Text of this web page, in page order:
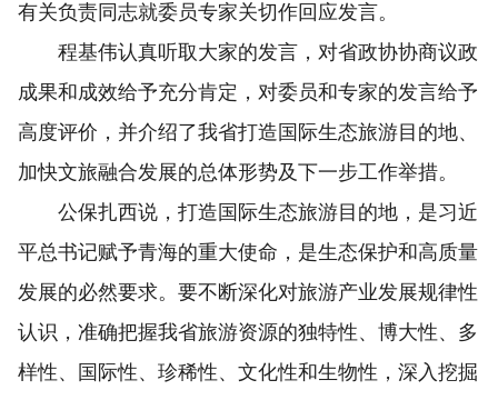
有关负责同志就委员专家关切作回应发言。
程基伟认真听取大家的发言，对省政协协商议政
成果和成效给予充分肯定，对委员和专家的发言给予
高度评价，并介绍了我省打造国际生态旅游目的地、
加快文旅融合发展的总体形势及下一步工作举措。
公保扎西说，打造国际生态旅游目的地，是习近
平总书记赋予青海的重大使命，是生态保护和高质量
发展的必然要求。要不断深化对旅游产业发展规律性
认识，准确把握我省旅游资源的独特性、博大性、多
样性、国际性、珍稀性、文化性和生物性，深入挖掘